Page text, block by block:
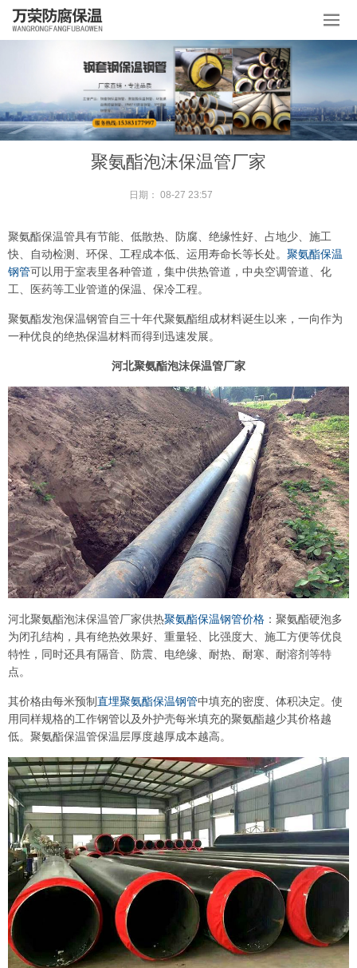
聚氨酯泡沫保温管厂家
日期： 08-27 23:57
聚氨酯保温管具有节能、低散热、防腐、绝缘性好、占地少、施工
快、自动检测、环保、工程成本低、运用寿命长等长处。 聚氨酯保温
钢管可以用于室表里各种管道，集中供热管道，中央空调管道、化
工、医药等工业管道的保温、保冷工程。
聚氨酯发泡保温钢管自三十年代聚氨酯组成材料诞生以来，一向作为
一种优良的绝热保温材料而得到迅速发展。
河北聚氨酯泡沫保温管厂家
河北聚氨酯泡沫保温管厂家供热聚氨酯保温钢管价格 ：聚氨酯硬泡多
为闭孔结构，具有绝热效果好、重量轻、比强度大、施工方便等优良
特性，同时还具有隔音、防震、电绝缘、耐热、耐寒、耐溶剂等特
点。
其价格由每米预制直埋聚氨酯保温钢管中填充的密度、体积决定。使
用同样规格的工作钢管以及外护壳每米填充的聚氨酯越少其价格越
低。聚氨酯保温管保温层厚度越厚成本越高。